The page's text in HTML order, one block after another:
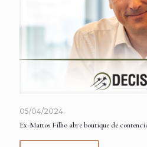
05/04/2024
Ex-Mattos Filho abre boutique de